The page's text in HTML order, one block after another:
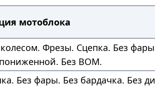
мотоблока
Фрезы. Сцепка. Без
пониженной. Без ВОМ.
Без фары. Без бардачка. Без